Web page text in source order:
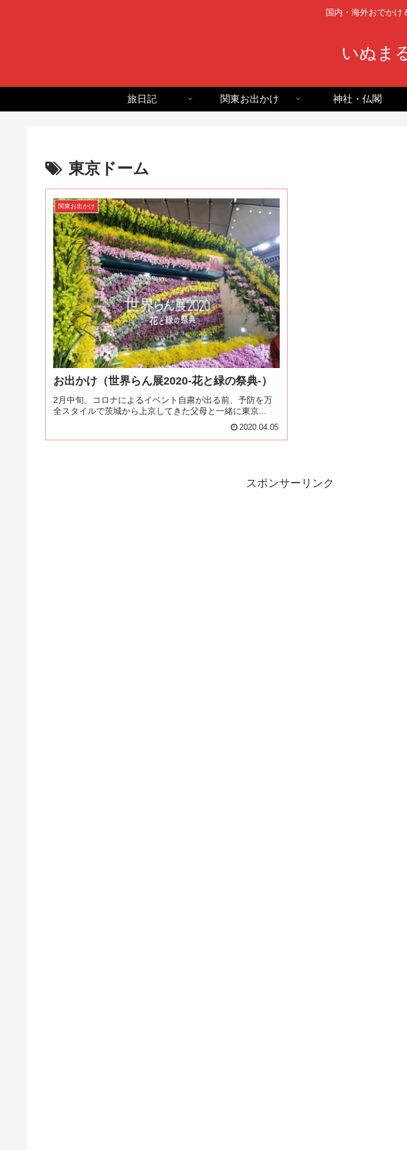
国内・海外おでかけ
いぬま
旅日記 関東お出かけ 神社・仏閣
東京ドーム
関東お出かけ
お出かけ（世界らん展2020-花と緑の祭典-）
2月中旬。コロナによるイベント自粛が出る前、予防を万
全スタイルで茨城から上京してきた父母と一緒に東京...
2020.04.05
スポンサーリンク